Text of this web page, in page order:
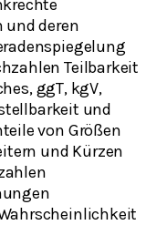
und deren
Teilbarkeit
ggT, kgV,
und
von Größen
und Kürzen